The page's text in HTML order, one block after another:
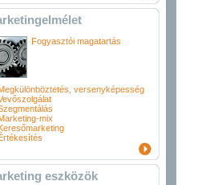
Fogyasztói magatartás
versenyképesség
mix
eszközök